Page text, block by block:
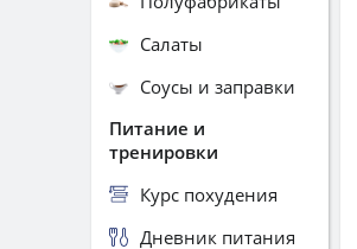
Салаты
Соусы и заправки
Питание и
тренировки
Курс похудения
Дневник питания